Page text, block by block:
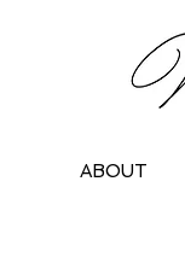
ABOUT